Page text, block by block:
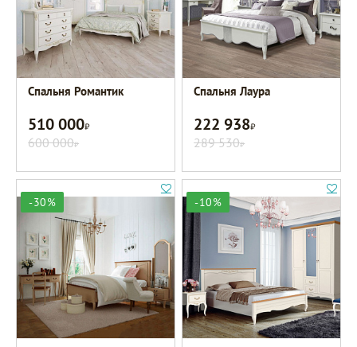
Спальня Романтик
510 000Р
600 000Р
Спальня Лаура
222 938Р
289 530Р
-30% -10%